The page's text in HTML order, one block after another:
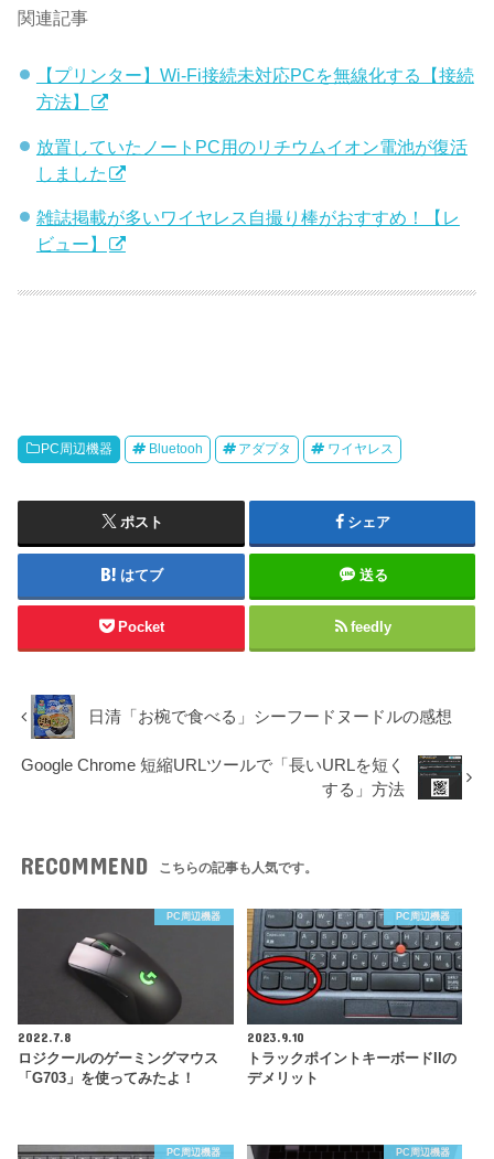
関連記事
【プリンター】Wi-Fi接続未対応PCを無線化する【接続
方法】
放置していたノートPC用のリチウムイオン電池が復活
しました
雑誌掲載が多いワイヤレス自撮り棒がおすすめ！【レ
ビュー】
PC周辺機器 Bluetooh アダプタ ワイヤレス
ポスト シェア
はてブ 送る
Pocket feedly
日清「お椀で食べる」シーフードヌードルの感想
Google Chrome 短縮URLツールで「長いURLを短く
する」方法
RECOMMEND こちらの記事も人気です。
PC周辺機器
2022.7.8
ロジクールのゲーミングマウス
「G703」を使ってみたよ！
PC周辺機器
2023.9.10
トラックポイントキーボードIIの
デメリット
PC周辺機器 PC周辺機器